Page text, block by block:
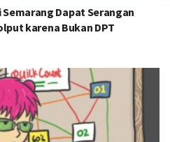
Dapat Serangan
karena Bukan DPT